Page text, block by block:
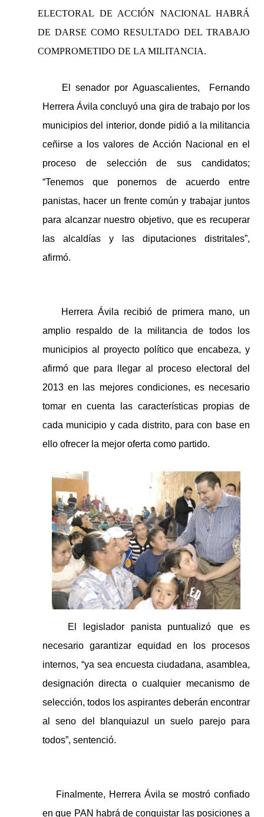
ELECTORAL DE ACCIÓN NACIONAL HABRÁ
DE DARSE COMO RESULTADO DEL TRABAJO
COMPROMETIDO DE LA MILITANCIA.
El senador por Aguascalientes, Fernando
Herrera Ávila concluyó una gira de trabajo por los
municipios del interior, donde pidió a la militancia
ceñirse a los valores de Acción Nacional en el
proceso de selección de sus candidatos;
“Tenemos que ponernos de acuerdo entre
panistas, hacer un frente común y trabajar juntos
para alcanzar nuestro objetivo, que es recuperar
las alcaldías y las diputaciones distritales”,
afirmó.
Herrera Ávila recibió de primera mano, un
amplio respaldo de la militancia de todos los
municipios al proyecto político que encabeza, y
afirmó que para llegar al proceso electoral del
2013 en las mejores condiciones, es necesario
tomar en cuenta las características propias de
cada municipio y cada distrito, para con base en
ello ofrecer la mejor oferta como partido.
El legislador panista puntualizó que es
necesario garantizar equidad en los procesos
internos, “ya sea encuesta ciudadana, asamblea,
designación directa o cualquier mecanismo de
selección, todos los aspirantes deberán encontrar
al seno del blanquiazul un suelo parejo para
todos”, sentenció.
Finalmente, Herrera Ávila se mostró confiado
en que PAN habrá de conquistar las posiciones a